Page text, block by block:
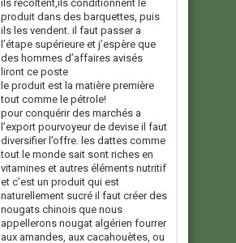
ils récoltent,ils conditionnent le
produit dans des barquettes, puis
ils les vendent. il faut passer a
l’étape supérieure et j’espère que
des hommes d’affaires avisés
liront ce poste
le produit est la matière première
tout comme le pétrole!
pour conquérir des marchés a
l’export pourvoyeur de devise il faut
diversifier l’offre. les dattes comme
tout le monde sait sont riches en
vitamines et autres éléments nutritif
et c’est un produit qui est
naturellement sucré il faut créer des
nougats chinois que nous
appellerons nougat algérien fourrer
aux amandes, aux cacahouètes, ou